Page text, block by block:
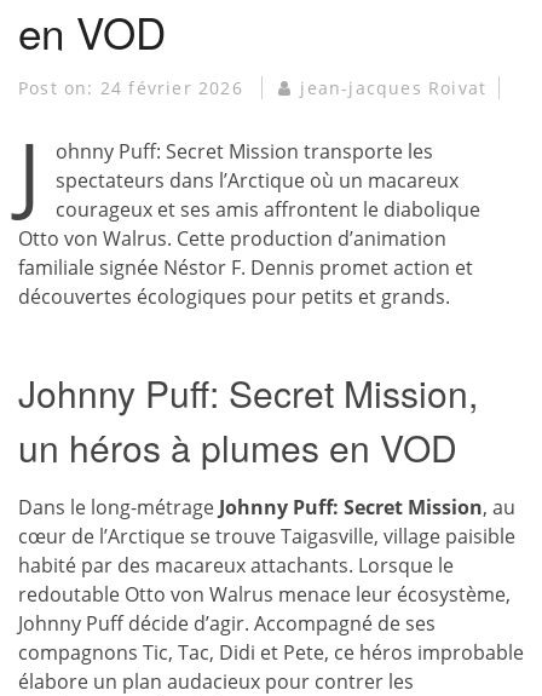
en VOD
Post on: 24 février 2026 jean-jacques Roivat
J
ohnny Puff: Secret Mission transporte les
spectateurs dans l’Arctique où un macareux
courageux et ses amis affrontent le diabolique
Otto von Walrus. Cette production d’animation
familiale signée Néstor F. Dennis promet action et
découvertes écologiques pour petits et grands.
Johnny Puff: Secret Mission,
un héros à plumes en VOD
Dans le long-métrage Johnny Puff: Secret Mission, au
cœur de l’Arctique se trouve Taigasville, village paisible
habité par des macareux attachants. Lorsque le
redoutable Otto von Walrus menace leur écosystème,
Johnny Puff décide d’agir. Accompagné de ses
compagnons Tic, Tac, Didi et Pete, ce héros improbable
élabore un plan audacieux pour contrer les